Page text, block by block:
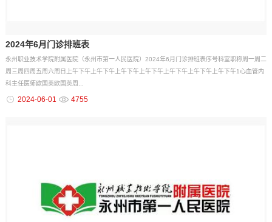
2024年6月门诊排班表
永州职业技术学院附属医院（永州市第一人民医院）2024年6月门诊排班表序号科室职称周一周二
周三周四周五周六周日上午下午上午下午上午下午上午下午上午下午上午下午上午下午1心血管内
科主任医师欧国英欧国英周...
2024-06-01 4755